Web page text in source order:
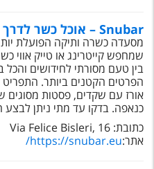
Snubar – אוכל כשר לדרך
שמחפש קייטרינג או טייק אווי
בין טעם מסורתי לחידושים
הפרטים הקטנים ביותר.
אורז עם שקדים, פסטות מסוגים
כנאפה. בדקו עד מתי ניתן לבצע
כתובת:
אתר:https://snubar.eu/